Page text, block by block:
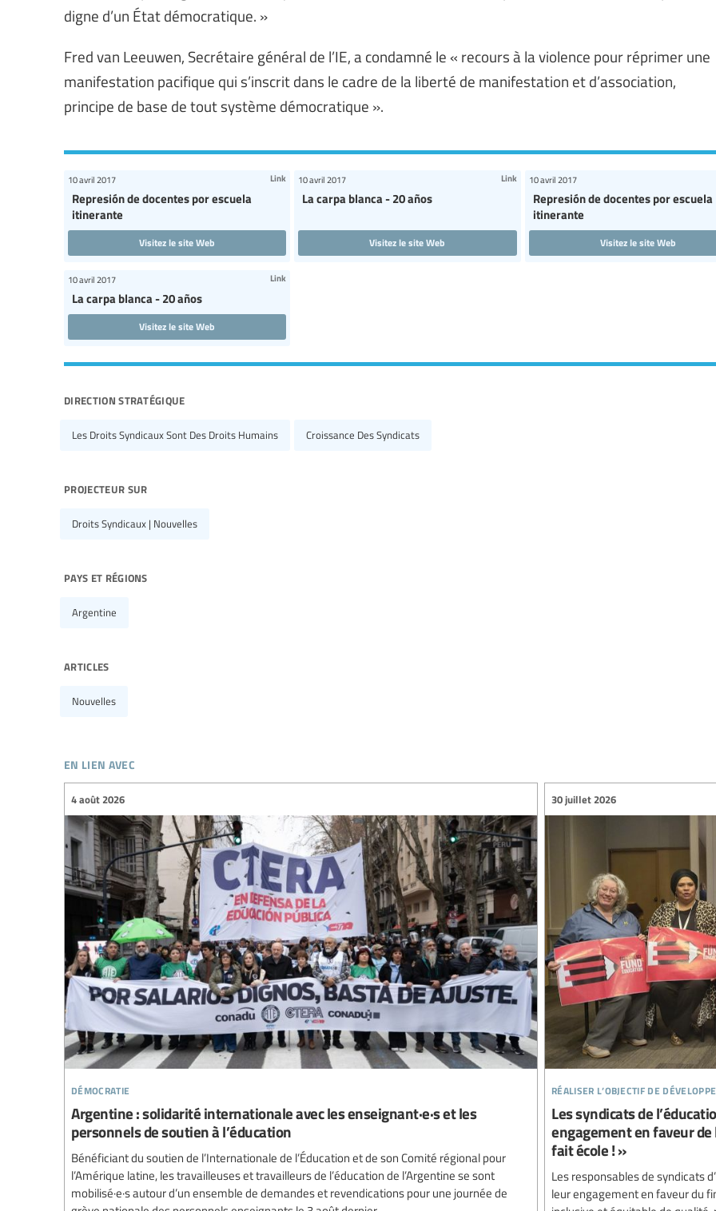
digne d’un État démocratique. »
Fred van Leeuwen, Secrétaire général de l’IE, a condamné le « recours à la violence pour réprimer une
manifestation pacifique qui s’inscrit dans le cadre de la liberté de manifestation et d’association,
principe de base de tout système démocratique ».
Represión de docentes por escuela
itinerante
10 avril 2017 Link
Visitez le site Web
La carpa blanca - 20 años
10 avril 2017 Link
Visitez le site Web
Represión de docentes por escuela
itinerante
10 avril 2017
Visitez le site Web
La carpa blanca - 20 años
10 avril 2017 Link
Visitez le site Web
direction stratégique
Les Droits Syndicaux Sont Des Droits Humains Croissance Des Syndicats
projecteur sur
Droits Syndicaux | Nouvelles
pays et régions
Argentine
articles
Nouvelles
en lien avec
démocratie
4 août 2026
Argentine : solidarité internationale avec les enseignant·e·s et les
personnels de soutien à l’éducation
Bénéficiant du soutien de l’Internationale de l’Éducation et de son Comité régional pour
l’Amérique latine, les travailleuses et travailleurs de l’éducation de l’Argentine se sont
mobilisé·e·s autour d’un ensemble de demandes et revendications pour une journée de
réaliser l’objectif de
30 juillet 2026
Les syndicats de
engagement en faveur de
fait école ! »
Les responsables de syndicats
leur engagement en faveur du